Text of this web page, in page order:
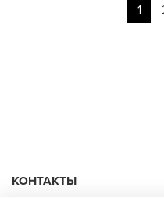
1
КОНТАКТЫ